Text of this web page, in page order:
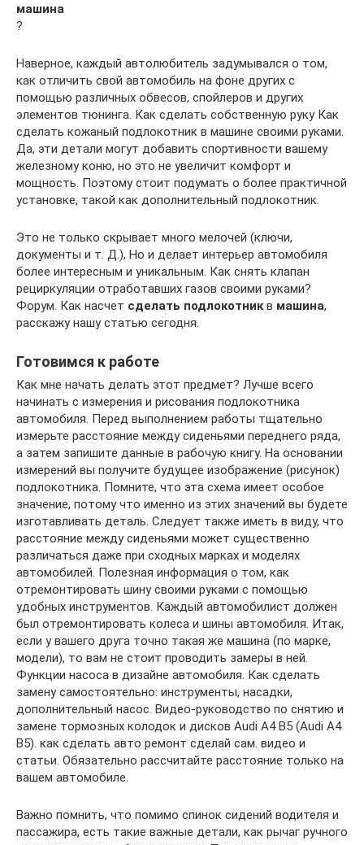
машина
?
Наверное, каждый автолюбитель задумывался о том,
как отличить свой автомобиль на фоне других с
помощью различных обвесов, спойлеров и других
элементов тюнинга. Как сделать собственную руку Как
сделать кожаный подлокотник в машине своими руками.
Да, эти детали могут добавить спортивности вашему
железному коню, но это не увеличит комфорт и
мощность. Поэтому стоит подумать о более практичной
установке, такой как дополнительный подлокотник.
Это не только скрывает много мелочей (ключи,
документы и т. Д.), Но и делает интерьер автомобиля
более интересным и уникальным. Как снять клапан
рециркуляции отработавших газов своими руками?
Форум. Как насчет сделать подлокотникв машина,
расскажу нашу статью сегодня.
Готовимся к работе
Как мне начать делать этот предмет? Лучше всего
начинать с измерения и рисования подлокотника
автомобиля. Перед выполнением работы тщательно
измерьте расстояние между сиденьями переднего ряда,
а затем запишите данные в рабочую книгу. На основании
измерений вы получите будущее изображение (рисунок)
подлокотника. Помните, что эта схема имеет особое
значение, потому что именно из этих значений вы будете
изготавливать деталь. Следует также иметь в виду, что
расстояние между сиденьями может существенно
различаться даже при сходных марках и моделях
автомобилей. Полезная информация о том, как
отремонтировать шину своими руками с помощью
удобных инструментов. Каждый автомобилист должен
был отремонтировать колеса и шины автомобиля. Итак,
если у вашего друга точно такая же машина (по марке,
модели), то вам не стоит проводить замеры в ней.
Функции насоса в дизайне автомобиля. Как сделать
замену самостоятельно: инструменты, насадки,
дополнительный насос. Видео-руководство по снятию и
замене тормозных колодок и дисков Audi A4 B5 (Audi A4
B5). как сделать авто ремонт сделай сам. видео и
статьи. Обязательно рассчитайте расстояние только на
вашем автомобиле.
Важно помнить, что помимо спинок сидений водителя и
пассажира, есть такие важные детали, как рычаг ручного